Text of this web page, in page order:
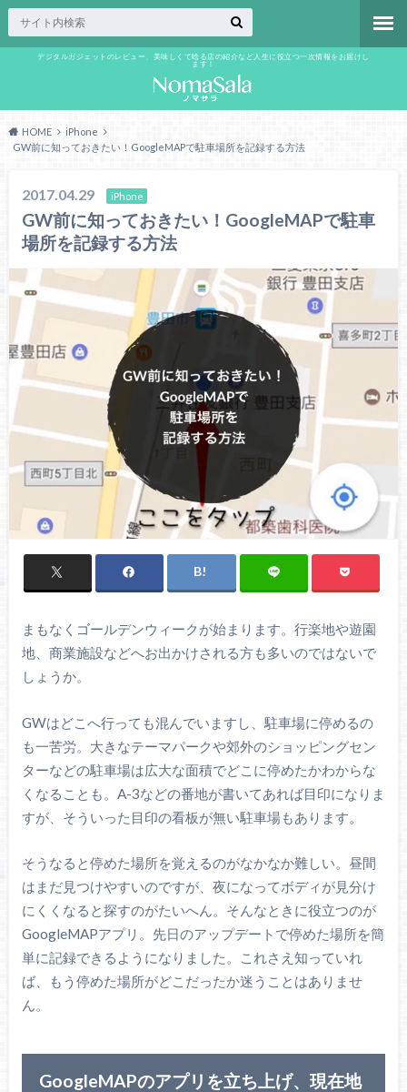
デジタルガジェットのレビュー、美味しくて唸る店の紹介など人生に役立つ一次情報をお届けし
ます！
HOME
iPhone
GW前に知っておきたい！GoogleMAPで駐車場所を記録する方法
2017.04.29 iPhone
GW前に知っておきたい！GoogleMAPで駐車
場所を記録する方法
まもなくゴールデンウィークが始まります。行楽地や遊園
地、商業施設などへお出かけされる方も多いのではないで
しょうか。
GWはどこへ行っても混んでいますし、駐車場に停めるの
も一苦労。大きなテーマパークや郊外のショッピングセン
ターなどの駐車場は広大な面積でどこに停めたかわからな
くなることも。A-3などの番地が書いてあれば目印になりま
すが、そういった目印の看板が無い駐車場もあります。
そうなると停めた場所を覚えるのがなかなか難しい。昼間
はまだ見つけやすいのですが、夜になってボディが見分け
にくくなると探すのがたいへん。そんなときに役立つのが
GoogleMAPアプリ。先日のアップデートで停めた場所を簡
単に記録できるようになりました。これさえ知っていれ
ば、もう停めた場所がどこだったか迷うことはありませ
ん。
GoogleMAPのアプリを立ち上げ、現在地